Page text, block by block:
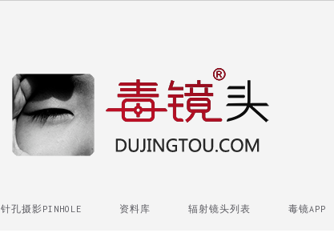
针孔摄影PINHOLE 资料库 辐射镜头列表 毒镜APP